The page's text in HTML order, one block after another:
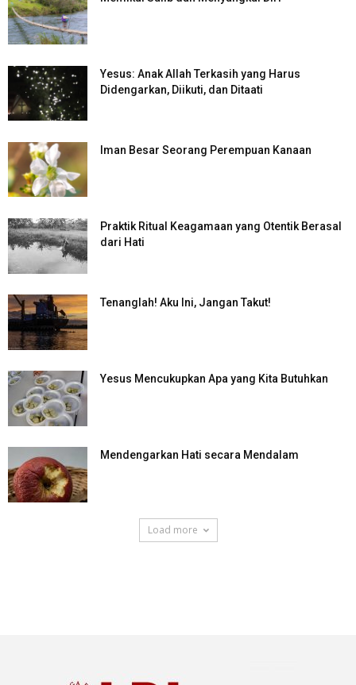
Yesus: Anak Allah Terkasih yang Harus
Didengarkan, Diikuti, dan Ditaati
Iman Besar Seorang Perempuan Kanaan
Praktik Ritual Keagamaan yang Otentik Berasal
dari Hati
Tenanglah! Aku Ini, Jangan Takut!
Yesus Mencukupkan Apa yang Kita Butuhkan
Mendengarkan Hati secara Mendalam
Load more